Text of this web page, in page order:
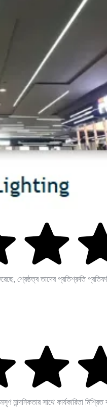
শ্রেষ্ঠত্ব তাদের প্রতিশ্রুতি
নান্দনিকতার সাথে কার্যকারিতা মিশ্রিত